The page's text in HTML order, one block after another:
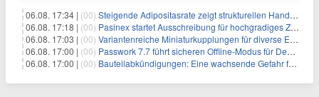
06.08. 17:34 | (00) Steigende Adipositasrate zeigt strukturellen Handlungsbedarf bei der Ernährung schulpflichtiger Kinder
06.08. 17:18 | (00) Pasinex startet Ausschreibung für hochgradiges Zinksulfidkonzentrat mit Germanium- und Silbergehalten und stellt ein Betriebsupdate bereit
06.08. 17:03 | (00) Variantenreiche Miniaturkupplungen für diverse Einsatzbereiche
06.08. 17:00 | (00) Passwork 7.7 führt sicheren Offline-Modus für Desktop- und Mobile-Apps ein
06.08. 17:00 | (00) Bauteilabkündigungen: Eine wachsende Gefahr für industrielle Elektroniksysteme